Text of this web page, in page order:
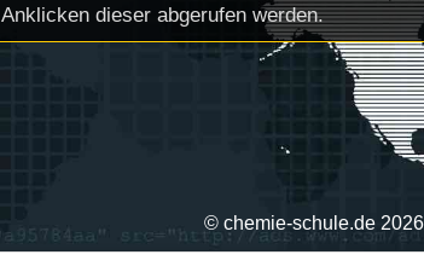
Anklicken dieser abgerufen werden.
© chemie-schule.de 2026